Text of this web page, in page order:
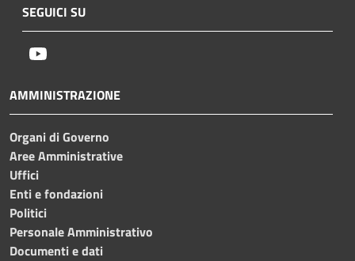
SEGUICI SU
AMMINISTRAZIONE
Organi di Governo
Aree Amministrative
Uffici
Enti e fondazioni
Politici
Personale Amministrativo
Documenti e dati